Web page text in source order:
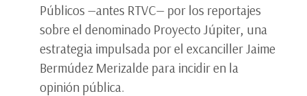
Públicos —antes RTVC— por los reportajes
sobre el denominado Proyecto Júpiter, una
estrategia impulsada por el excanciller Jaime
Bermúdez Merizalde para incidir en la
opinión pública.